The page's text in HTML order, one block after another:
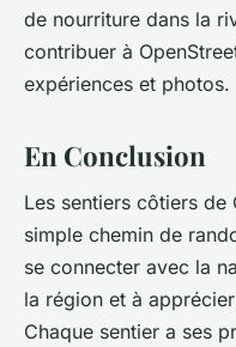
de nourriture dans la
contribuer à
expériences et photos.
En Conclusion
Les sentiers côtiers de
simple chemin de
se connecter avec la
la région et à
Chaque sentier a ses